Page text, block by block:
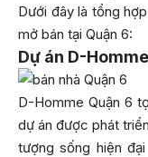
Dưới đây là tổng
mở bán tại Quận 6:
Dự án D-
D-Homme Quận 6
dự án được phát
tượng sống hiện